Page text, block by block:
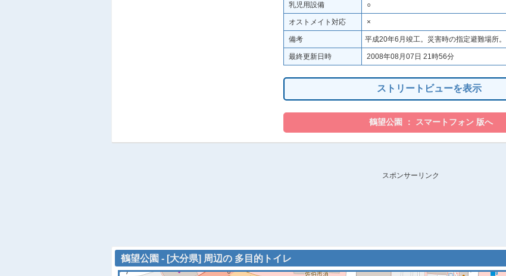
乳児用設備 ○
オストメイト対応 ×
備考 平成20年6月竣工。災害時の指定避難場所。
最終更新日時 2008年08月07日 21時56分
ストリートビューを表示
スポンサーリンク
鶴望公園 - [大分県] 周辺の 多目的トイレ